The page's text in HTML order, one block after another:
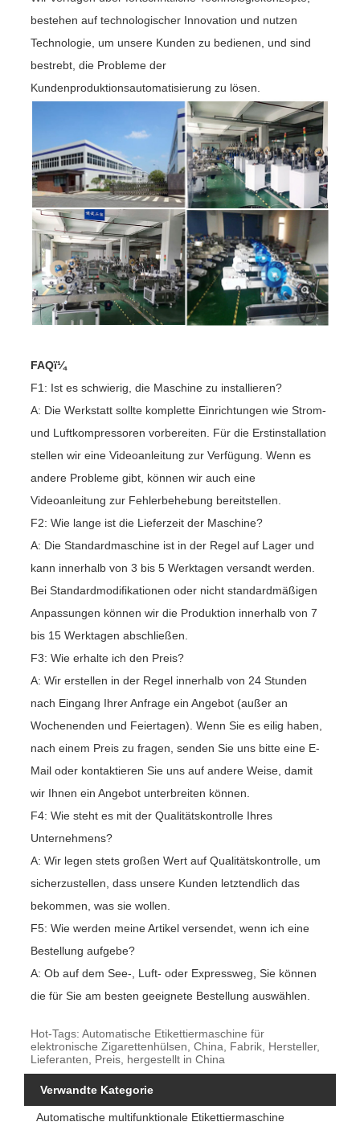
bestehen auf technologischer Innovation und nutzen
Technologie, um unsere Kunden zu bedienen, und sind
bestrebt, die Probleme der
Kundenproduktionsautomatisierung zu lösen.
FAQï¼
F1: Ist es schwierig, die Maschine zu installieren?
A: Die Werkstatt sollte komplette Einrichtungen wie Strom-
und Luftkompressoren vorbereiten. Für die Erstinstallation
stellen wir eine Videoanleitung zur Verfügung. Wenn es
andere Probleme gibt, können wir auch eine
Videoanleitung zur Fehlerbehebung bereitstellen.
F2: Wie lange ist die Lieferzeit der Maschine?
A: Die Standardmaschine ist in der Regel auf Lager und
kann innerhalb von 3 bis 5 Werktagen versandt werden.
Bei Standardmodifikationen oder nicht standardmäßigen
Anpassungen können wir die Produktion innerhalb von 7
bis 15 Werktagen abschließen.
F3: Wie erhalte ich den Preis?
A: Wir erstellen in der Regel innerhalb von 24 Stunden
nach Eingang Ihrer Anfrage ein Angebot (außer an
Wochenenden und Feiertagen). Wenn Sie es eilig haben,
nach einem Preis zu fragen, senden Sie uns bitte eine E-
Mail oder kontaktieren Sie uns auf andere Weise, damit
wir Ihnen ein Angebot unterbreiten können.
F4: Wie steht es mit der Qualitätskontrolle Ihres
Unternehmens?
A: Wir legen stets großen Wert auf Qualitätskontrolle, um
sicherzustellen, dass unsere Kunden letztendlich das
bekommen, was sie wollen.
F5: Wie werden meine Artikel versendet, wenn ich eine
Bestellung aufgebe?
A: Ob auf dem See-, Luft- oder Expressweg, Sie können
die für Sie am besten geeignete Bestellung auswählen.
Hot-Tags: Automatische Etikettiermaschine für
elektronische Zigarettenhülsen, China, Fabrik, Hersteller,
Lieferanten, Preis, hergestellt in China
Verwandte Kategorie
Automatische multifunktionale Etikettiermaschine